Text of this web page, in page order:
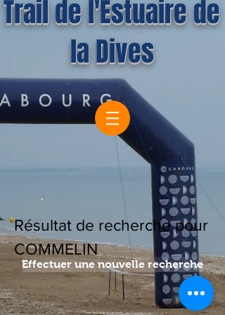
Trail de l'Estuaire de
la Dives
Résultat de recherche pour
COMMELIN
Effectuer une nouvelle recherche